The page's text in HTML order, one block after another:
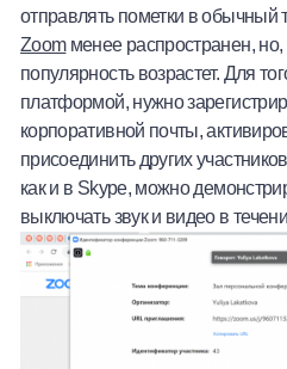
отправлять пометки в обычный
Zoomменее распространен, но,
популярность возрастет. Для
платформой, нужно
корпоративной почты,
присоединить других
как и в Skype, можно
выключать звук и видео в